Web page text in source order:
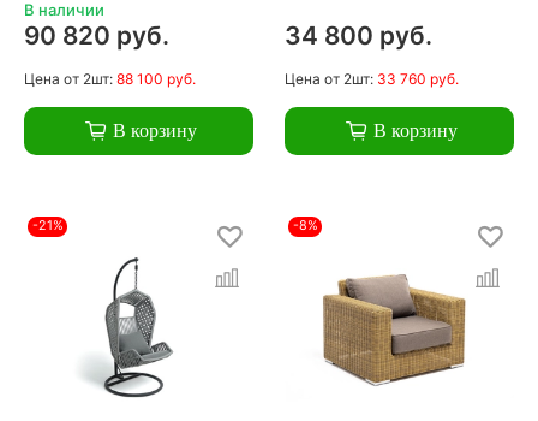
В наличии
90 820 руб.
Цена от 2шт: 88 100 руб.
В корзину
34 800 руб.
Цена от 2шт: 33 760 руб.
В корзину
-21% -8%